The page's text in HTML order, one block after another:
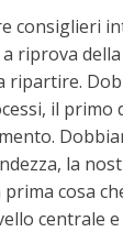
consiglieri
riprova
ripartire.
il primo
la
cosa
centrale